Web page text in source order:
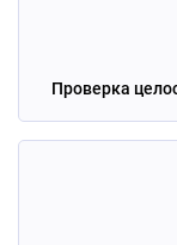
Проверка